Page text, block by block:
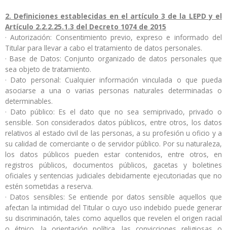
2. Definiciones establecidas en el artículo 3 de la LEPD y el
Artículo 2.2.2.25.1.3 del Decreto 1074 de 2015
· Autorización: Consentimiento previo, expreso e informado del
Titular para llevar a cabo el tratamiento de datos personales.
· Base de Datos: Conjunto organizado de datos personales que
sea objeto de tratamiento.
· Dato personal: Cualquier información vinculada o que pueda
asociarse a una o varias personas naturales determinadas o
determinables.
· Dato público: Es el dato que no sea semiprivado, privado o
sensible. Son considerados datos públicos, entre otros, los datos
relativos al estado civil de las personas, a su profesión u oficio y a
su calidad de comerciante o de servidor público. Por su naturaleza,
los datos públicos pueden estar contenidos, entre otros, en
registros públicos, documentos públicos, gacetas y boletines
oficiales y sentencias judiciales debidamente ejecutoriadas que no
estén sometidas a reserva.
· Datos sensibles: Se entiende por datos sensible aquellos que
afectan la intimidad del Titular o cuyo uso indebido puede generar
su discriminación, tales como aquellos que revelen el origen racial